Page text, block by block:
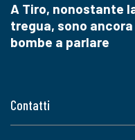
Contatti
A Tiro, nonostante
tregua, sono ancora
bombe a parlare